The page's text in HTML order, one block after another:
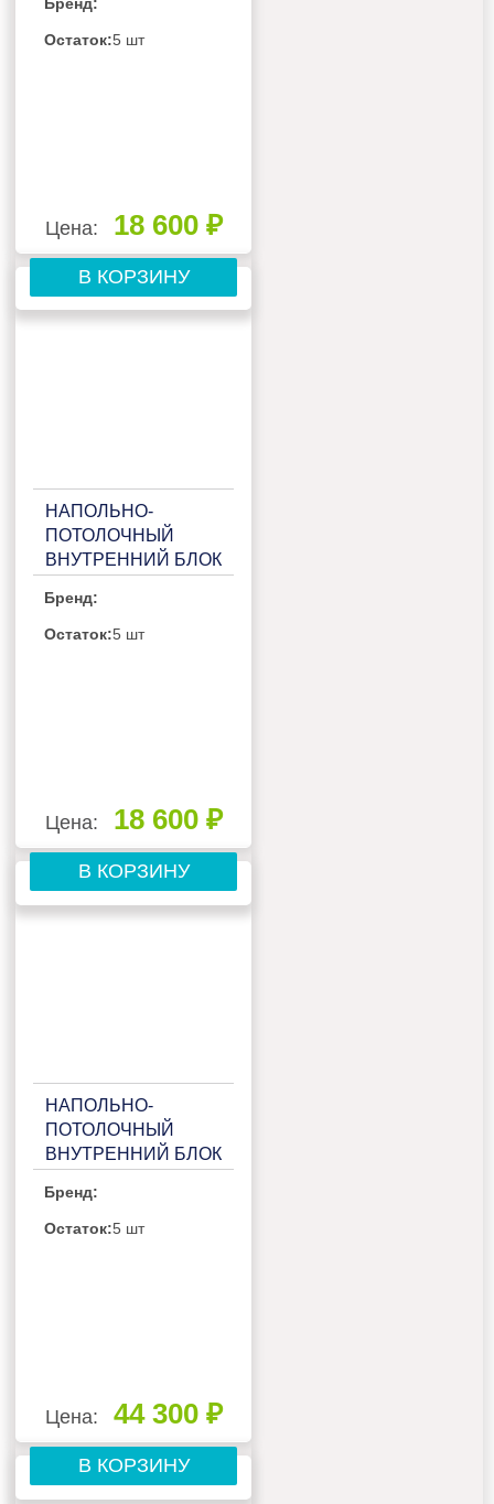
СИСТЕМЫ
GENERAL CLIMATE
Остаток:5 шт
Цена: 18 600 ₽
В КОРЗИНУ
НАПОЛЬНО-
ПОТОЛОЧНЫЙ
ВНУТРЕННИЙ БЛОК
СИСТЕМЫ
GENERAL CLIMATE
Бренд:
Остаток:5 шт
Цена: 18 600 ₽
В КОРЗИНУ
НАПОЛЬНО-
ПОТОЛОЧНЫЙ
ВНУТРЕННИЙ БЛОК
СИСТЕМЫ HAIER
AF25S2SD1FA
Бренд:
Остаток:5 шт
Цена: 44 300 ₽
В КОРЗИНУ